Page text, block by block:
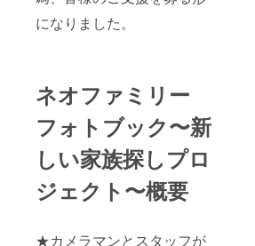
になりました。
ネオファミリー
フォトブック〜新
しい家族探しプロ
ジェクト〜概要
★カメラマンとスタッフが